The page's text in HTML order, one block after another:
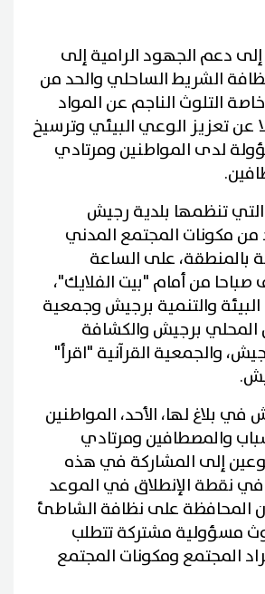
دعم الجهود الرامية إلى
الشريط الساحلي والحد من
التلوث الناجم عن المواد
عن تعزيز الوعي البيئي وترسيخ
لدى المواطنين ومرتادي
تنظمها بلدية رجيش
من مكونات المجتمع المدني
بالمنطقة، على الساعة
من أمام "بيت الفلايك"،
والتنمية برجيش وجمعية
المحلي برجيش والكشافة
والجمعية القرآنية "اقرأ"
بلاغ لها، الأحد، المواطنين
والمصطافين ومرتادي
إلى المشاركة في هذه
في نقطة الإنطلاق في الموعد
المحافظة على نظافة الشاطئ
مسؤولية مشتركة تتطلب
المجتمع ومكونات المجتمع